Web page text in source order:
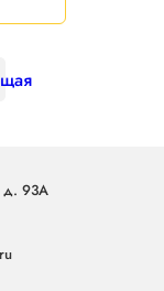
д. 93А